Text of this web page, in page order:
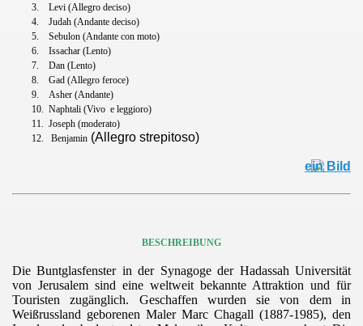
3.
Levi (Allegro deciso)
4.
Judah (Andante deciso)
5.
Sebulon (Andante con moto)
6.
Issachar (Lento)
7.
Dan (Lento)
8.
Gad (Allegro feroce)
9.
Asher (Andante)
10. Naphtali (Vivo e leggioro)
11. Joseph (moderato)
12. Benjamin (Allegro strepitoso)
BESCHREIBUNG
Die Buntglasfenster in der Synagoge der Hadassah Universität
von Jerusalem sind eine weltweit bekannte Attraktion und für
Touristen zugänglich. Geschaffen wurden sie von dem in
Weißrussland geborenen Maler Marc Chagall (1887-1985), den